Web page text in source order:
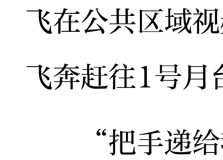
飞在公共区域
飞奔赶往1号月
“把手递给